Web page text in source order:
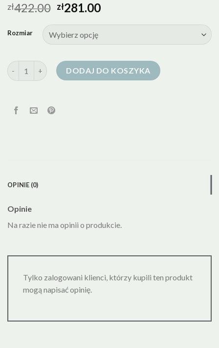
zł422.00 zł281.00
Rozmiar
ilość kremowa kurtka puchowaDODAJ DO KOSZYKA
OPINIE (0)
Opinie
Na razie nie ma opinii o produkcie.
Tylko zalogowani klienci, którzy kupili ten produkt
mogą napisać opinię.